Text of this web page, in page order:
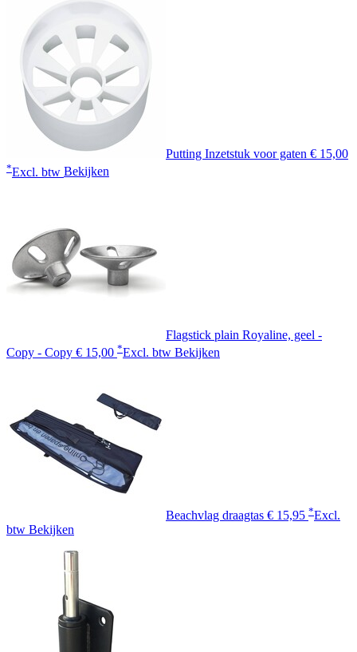
Putting Inzetstuk voor gaten € 15,00
*Excl. btw Bekijken
Flagstick plain Royaline, geel -
Copy - Copy € 15,00 *Excl. btw Bekijken
Beachvlag draagtas € 15,95 *Excl.
btw Bekijken